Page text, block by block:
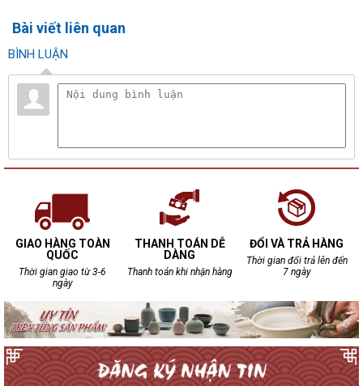
Bài viết liên quan
BÌNH LUẬN
GIAO HÀNG TOÀN
QUỐC
Thời gian giao từ 3-6
ngày
THANH TOÁN DỄ
DÀNG
Thanh toán khi nhận hàng
ĐỔI VÀ TRẢ HÀNG
Thời gian đổi trả lên đến
7 ngày